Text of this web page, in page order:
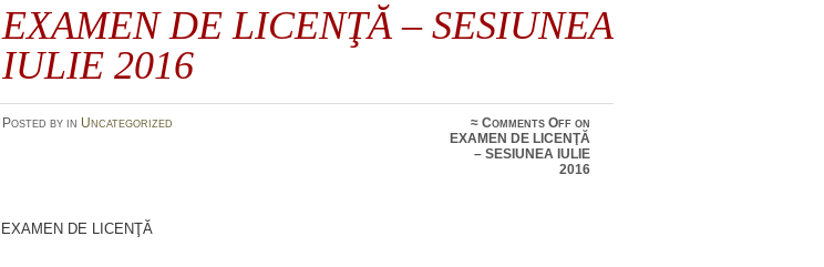
EXAMEN DE LICENŢĂ – SESIUNEA
IULIE 2016
Posted by in Uncategorized ≈Comments Off on
EXAMEN DE LICENŢĂ
– SESIUNEA IULIE
2016
EXAMEN DE LICENŢĂ